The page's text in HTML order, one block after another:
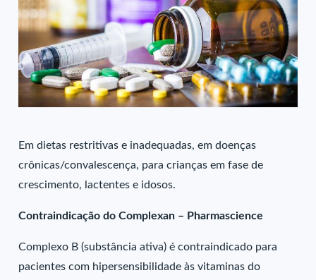
Em dietas restritivas e inadequadas, em doenças
crônicas/convalescença, para crianças em fase de
crescimento, lactentes e idosos.
Contraindicação do Complexan – Pharmascience
Complexo B (substância ativa) é contraindicado para
pacientes com hipersensibilidade às vitaminas do